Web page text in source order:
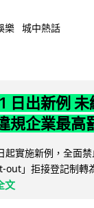
樂 城中熱話
日出新例
規企業最高
起實施新例，全面
out」拒接登記制轉
文